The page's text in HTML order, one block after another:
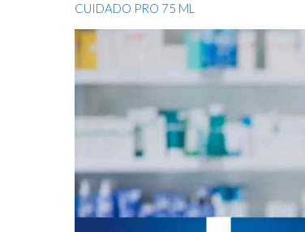
CUIDADO PRO 75 ML